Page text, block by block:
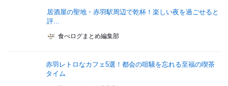
居酒屋の聖地・赤羽駅周辺で乾杯！楽しい夜を過ごせると
評...
食べログまとめ編集部
赤羽レトロなカフェ5選！都会の喧騒を忘れる至福の喫茶
タイム